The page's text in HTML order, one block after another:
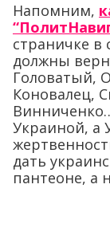
Напомним,
страничке в
должны
Головатый,
Коновалец,
Украиной, а
дать
пантеоне, а